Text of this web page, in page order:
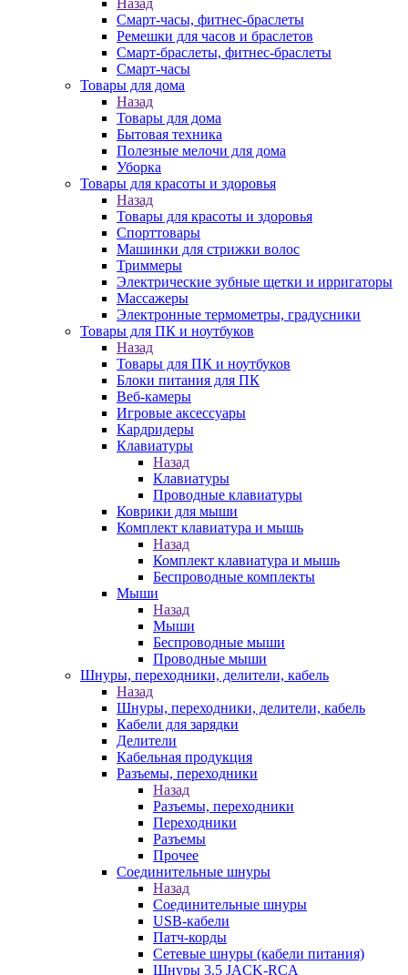
Назад
Смарт-часы, фитнес-браслеты
Ремешки для часов и браслетов
Смарт-браслеты, фитнес-браслеты
Смарт-часы
Товары для дома
Назад
Товары для дома
Бытовая техника
Полезные мелочи для дома
Уборка
Товары для красоты и здоровья
Назад
Товары для красоты и здоровья
Спорттовары
Машинки для стрижки волос
Триммеры
Электрические зубные щетки и ирригаторы
Массажеры
Электронные термометры, градусники
Товары для ПК и ноутбуков
Назад
Товары для ПК и ноутбуков
Блоки питания для ПК
Веб-камеры
Игровые аксессуары
Кардридеры
Клавиатуры
Назад
Клавиатуры
Проводные клавиатуры
Коврики для мыши
Комплект клавиатура и мышь
Назад
Комплект клавиатура и мышь
Беспроводные комплекты
Мыши
Назад
Мыши
Беспроводные мыши
Проводные мыши
Шнуры, переходники, делители, кабель
Назад
Шнуры, переходники, делители, кабель
Кабели для зарядки
Делители
Кабельная продукция
Разъемы, переходники
Назад
Разъемы, переходники
Переходники
Разъемы
Прочее
Соединительные шнуры
Назад
Соединительные шнуры
USB-кабели
Патч-корды
Сетевые шнуры (кабели питания)
Шнуры 3.5 JACK-RCA